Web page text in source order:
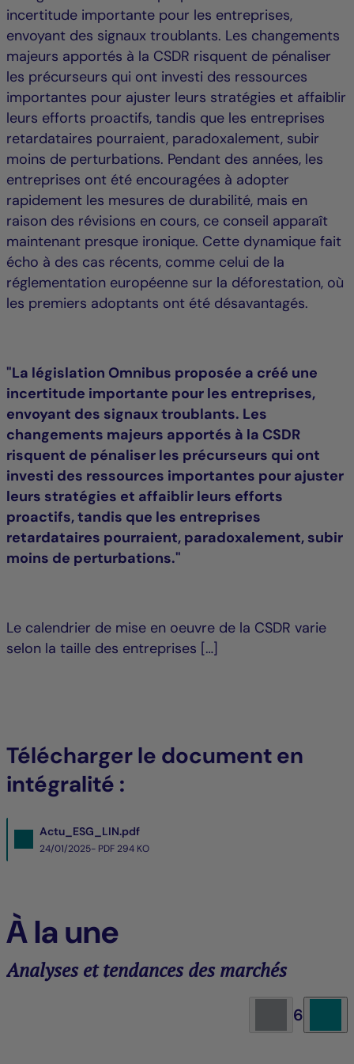
incertitude importante pour les entreprises,
envoyant des signaux troublants. Les changements
majeurs apportés à la CSDR risquent de pénaliser
les précurseurs qui ont investi des ressources
importantes pour ajuster leurs stratégies et affaiblir
leurs efforts proactifs, tandis que les entreprises
retardataires pourraient, paradoxalement, subir
moins de perturbations. Pendant des années, les
entreprises ont été encouragées à adopter
rapidement les mesures de durabilité, mais en
raison des révisions en cours, ce conseil apparaît
maintenant presque ironique. Cette dynamique fait
écho à des cas récents, comme celui de la
réglementation européenne sur la déforestation, où
les premiers adoptants ont été désavantagés.
"La législation Omnibus proposée a créé une
incertitude importante pour les entreprises,
envoyant des signaux troublants. Les
changements majeurs apportés à la CSDR
risquent de pénaliser les précurseurs qui ont
investi des ressources importantes pour ajuster
leurs stratégies et affaiblir leurs efforts
proactifs, tandis que les entreprises
retardataires pourraient, paradoxalement, subir
moins de perturbations."
Le calendrier de mise en oeuvre de la CSDR varie
selon la taille des entreprises […]
Télécharger le document en
intégralité :
Actu_ESG_LIN.pdf
24/01/2025- PDF 294 KO
À la une
Analyses et tendances des marchés
6